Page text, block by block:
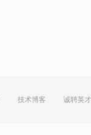
技术博客 诚聘英才